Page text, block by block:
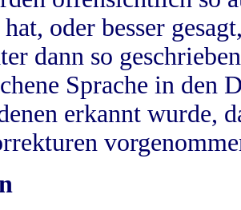
oder besser
dann so
Sprache in
erkannt wurde,